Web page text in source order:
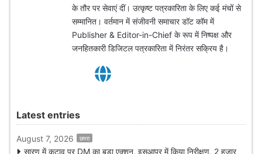
के तौर पर सेवाएं दीं। उत्कृष्ट पत्रकारिता के लिए कई मंचों से
सम्मानित। वर्तमान में संजीवनी समाचार डॉट कॉम में
Publisher & Editor-in-Chief के रूप में निष्पक्ष और
जनहितकारी डिजिटल पत्रकारिता में निरंतर सक्रिय है।
Latest entries
August 7, 2026 छपरा
सारण में कटाव पर DM का बड़ा एक्शन, इसुआपुर में किया निरीक्षण, 2 हजार